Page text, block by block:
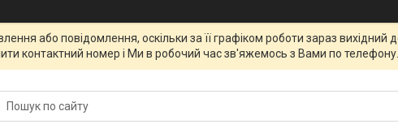
або повідомлення, оскільки за її графіком роботи зараз вихідний
контактний номер і Ми в робочий час зв'яжемось з Вами по телефону.